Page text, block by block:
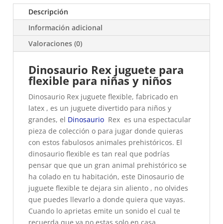
Descripción
Información adicional
Valoraciones (0)
Dinosaurio Rex juguete para
flexible para niñas y niños
Dinosaurio Rex juguete flexible, fabricado en
latex , es un juguete divertido para niños y
grandes, el Dinosaurio Rex es una espectacular
pieza de colección o para jugar donde quieras
con estos fabulosos animales prehistóricos. El
dinosaurio flexible es tan real que podrías
pensar que que un gran animal prehistórico se
ha colado en tu habitación, este Dinosaurio de
juguete flexible te dejara sin aliento , no olvides
que puedes llevarlo a donde quiera que vayas.
Cuando lo aprietas emite un sonido el cual te